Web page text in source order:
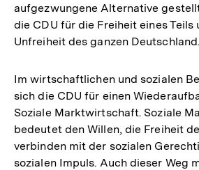
aufgezwungene Alternative
die CDU für die Freiheit eines Teils
Unfreiheit des ganzen Deutschland.
Im wirtschaftlichen und sozialen
sich die CDU für einen
Soziale Marktwirtschaft. Soziale
bedeutet den Willen, die Freiheit
verbinden mit der sozialen
sozialen Impuls. Auch dieser Weg